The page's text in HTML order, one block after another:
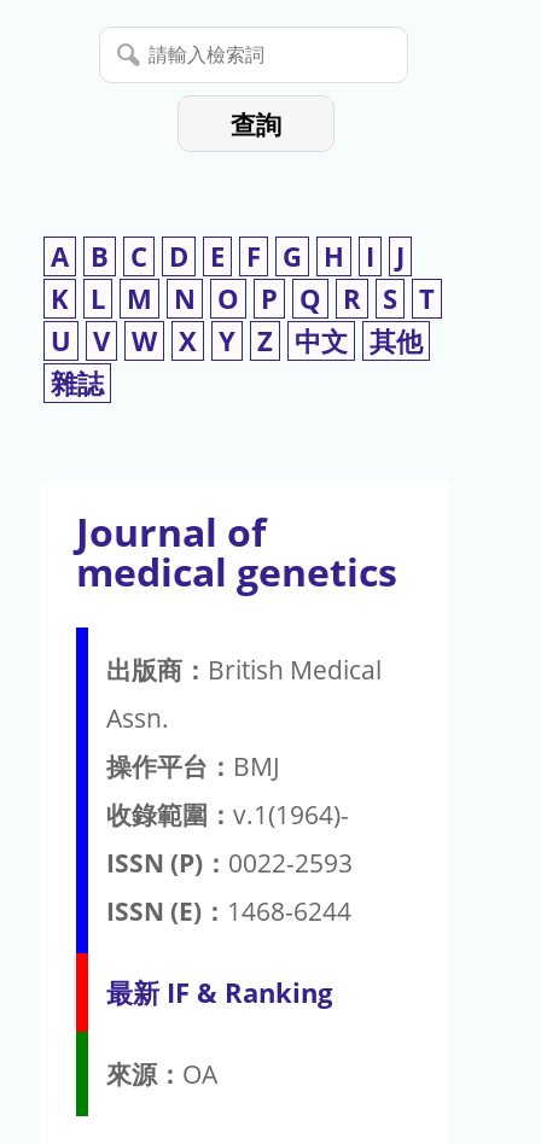
暫
停
請
輸
查詢
A B C D E F G H I
J
K
L M N O P Q R S T
U
V W X Y Z 中文 其他
雜誌
Journal of
medical genetics
出版商： British Medical
Assn.
操作平台： BMJ
收錄範圍： v.1(1964)-
ISSN (P)： 0022-2593
ISSN (E)： 1468-6244
最新 IF & Ranking
來源： OA